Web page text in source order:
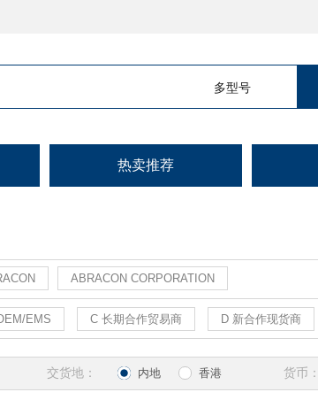
多型号
热卖推荐
ABRACON CORPORATION
EMS C 长期合作贸易商 D 新合作现货商
交货地： 内地 香港 货币：